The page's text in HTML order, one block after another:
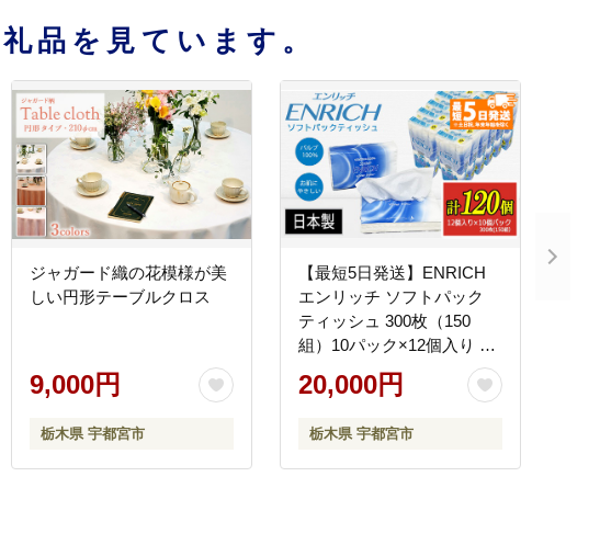
品を見ています。
ジャガード織の花模様が美
しい円形テーブルクロス
9,000円
栃木県 宇都宮市
【最短5日発送】ENRICH
エンリッチ ソフトパック
ティッシュ 300枚（150
組）10パック×12個入り 計
120個【日本製】| 日用品 消
耗品 まとめ買い 常備品 生
20,000円
栃木県 宇都宮市